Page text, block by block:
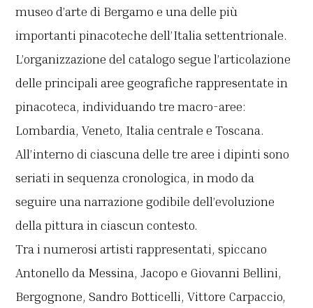
museo d’arte di Bergamo e una delle più
importanti pinacoteche dell’Italia settentrionale.
L’organizzazione del catalogo segue l’articolazione
delle principali aree geografiche rappresentate in
pinacoteca, individuando tre macro-aree:
Lombardia, Veneto, Italia centrale e Toscana.
All’interno di ciascuna delle tre aree i dipinti sono
seriati in sequenza cronologica, in modo da
seguire una narrazione godibile dell’evoluzione
della pittura in ciascun contesto.
Tra i numerosi artisti rappresentati, spiccano
Antonello da Messina, Jacopo e Giovanni Bellini,
Bergognone, Sandro Botticelli, Vittore Carpaccio,